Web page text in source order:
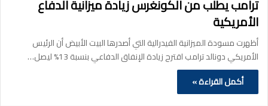
ترامب يطلب من الكونغرس زيادة ميزانية الدفاع
الأمريكية
أظهرت مسودة الميزانية الفيدرالية التي أصدرها البيت الأبيض أن الرئيس
الأمريكي دونالد ترامب اقترح زيادة الإنفاق الدفاعي بنسبة 13% ليصل…
أكمل القراءة »